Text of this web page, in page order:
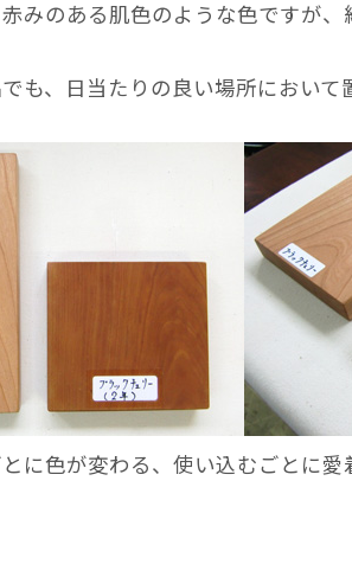
みのある肌色のような色ですが
も、日当たりの良い場所におい
に色が変わる、使い込むごとに